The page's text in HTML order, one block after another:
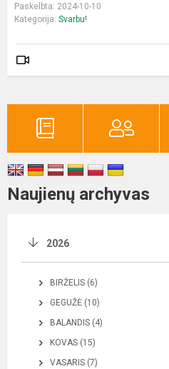
Paskelbta: 2024-10-10
Kategorija: Svarbu!
Naujienų archyvas
2026
BIRŽELIS (6)
GEGUŽĖ (10)
BALANDIS (4)
KOVAS (15)
VASARIS (7)